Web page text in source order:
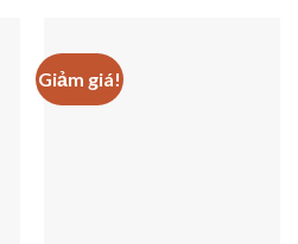
Giảm giá!